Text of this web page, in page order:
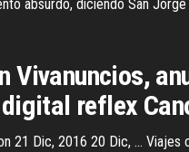
absurdo, diciendo San
Vivanuncios,
reflex
Dic, 2016 20 Dic, ... Viajes